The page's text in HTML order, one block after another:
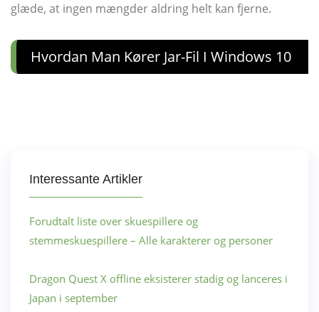
glæde, at ingen mængder aldring helt kan fjerne.
Hvordan Man Kører Jar-Fil I Windows 10
Interessante Artikler
Forudtalt liste over skuespillere og
stemmeskuespillere – Alle karakterer og personer
Dragon Quest X offline eksisterer stadig og lanceres i
Japan i september